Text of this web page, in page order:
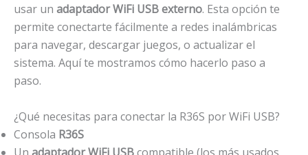
usar un adaptador WiFi USB externo. Esta opción te
permite conectarte fácilmente a redes inalámbricas
para navegar, descargar juegos, o actualizar el
sistema. Aquí te mostramos cómo hacerlo paso a
paso.
¿Qué necesitas para conectar la R36S por WiFi USB?
Consola R36S